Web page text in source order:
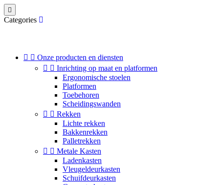

Categories
  Onze producten en diensten
  Inrichting op maat en platformen
Ergonomische stoelen
Platformen
Toebehoren
Scheidingswanden
  Rekken
Lichte rekken
Bakkenrekken
Palletrekken
  Metale Kasten
Ladenkasten
Vleugeldeurkasten
Schuifdeurkasten